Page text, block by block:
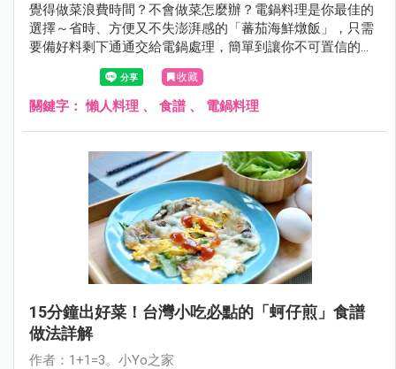
覺得做菜浪費時間？不會做菜怎麼辦？電鍋料理是你最佳的
選擇～省時、方便又不失澎湃感的「蕃茄海鮮燉飯」，只需
要備好料剩下通通交給電鍋處理，簡單到讓你不可置信的懶
人料理，趕快來看看！
收藏
關鍵字：懶人料理 、 食譜 、 電鍋料理
15分鐘出好菜！台灣小吃必點的「蚵仔煎」食譜
做法詳解
作者：1+1=3。小Yo之家